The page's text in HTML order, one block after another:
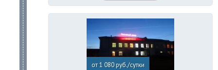
от 1 080 руб./сутки